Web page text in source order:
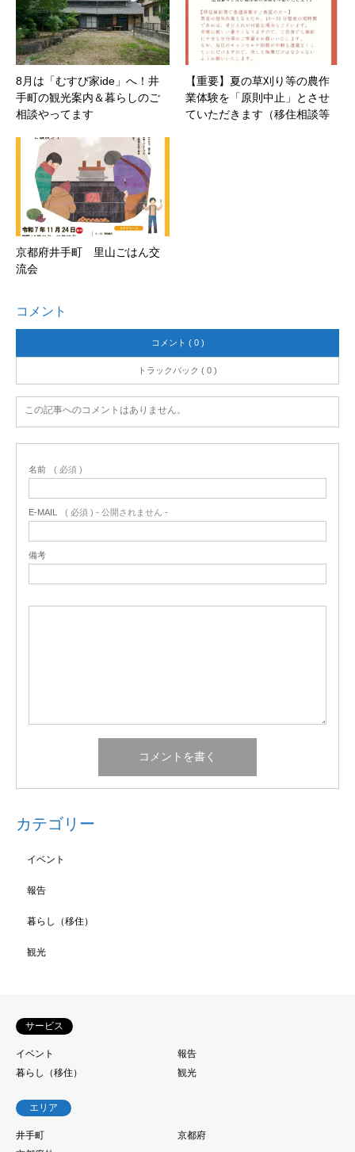
8月は「むすび家ide」へ！井
手町の観光案内＆暮らしのご
相談やってます
【重要】夏の草刈り等の農作
業体験を「原則中止」とさせ
ていただきます（移住相談等
京都府井手町 里山ごはん交
流会
コメント
コメント ( 0 )
トラックバック ( 0 )
この記事へのコメントはありません。
名前 ( 必須 )
E-MAIL ( 必須 ) - 公開されません -
備考
カテゴリー
イベント
報告
暮らし（移住）
観光
サービス
イベント
報告
暮らし（移住）
観光
エリア
井手町
京都府